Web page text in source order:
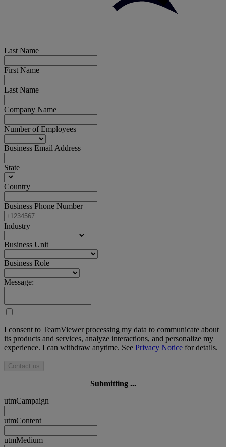
Last Name
First Name
Last Name
Company Name
Number of Employees
Business Email Address
State
Country
Business Phone Number
Industry
Business Unit
Business Role
Message:
I consent to TeamViewer processing my data to communicate about
its products and services, analyze interactions, and personalize my
experience. I can withdraw anytime. See Privacy Notice for details.
Contact us
Submitting ...
utmCampaign
utmContent
utmMedium